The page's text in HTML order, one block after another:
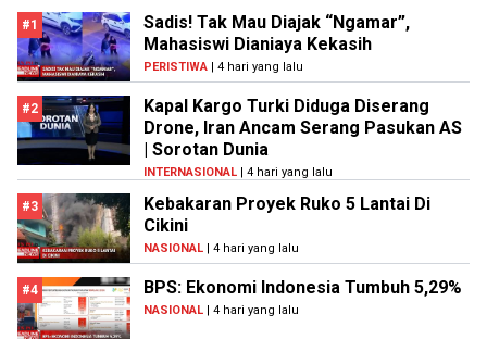
#1
Sadis! Tak Mau Diajak “Ngamar”,
Mahasiswi Dianiaya Kekasih
PERISTIWA | 4 hari yang lalu
#2
Kapal Kargo Turki Diduga Diserang
Drone, Iran Ancam Serang Pasukan AS
| Sorotan Dunia
INTERNASIONAL | 4 hari yang lalu
#3
Kebakaran Proyek Ruko 5 Lantai Di
Cikini
NASIONAL | 4 hari yang lalu
#4 BPS: Ekonomi Indonesia Tumbuh 5,29%
NASIONAL | 4 hari yang lalu